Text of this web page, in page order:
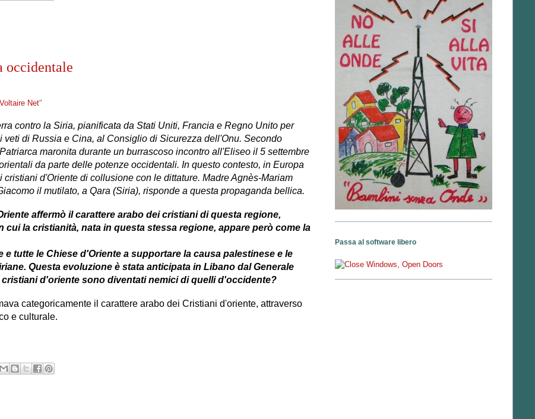
occidentale
Voltaire Net"
contro la Siria, pianificata da Stati Uniti, Francia e Regno Unito per
veti di Russia e Cina, al Consiglio di Sicurezza dell'Onu. Secondo
maronita durante un burrascoso incontro all'Eliseo il 5 settembre
da parte delle potenze occidentali. In questo contesto, in Europa
d'Oriente di collusione con le dittature. Madre Agnès-Mariam
il mutilato, a Qara (Siria), risponde a questa propaganda bellica.
affermò il carattere arabo dei cristiani di questa regione,
la cristianità, nata in questa stessa regione, appare però come la
tutte le Chiese d'Oriente a supportare la causa palestinese e le
Questa evoluzione è stata anticipata in Libano dal Generale
d'oriente sono diventati nemici di quelli d'occidente?
categoricamente il carattere arabo dei Cristiani d'oriente, attraverso
e culturale.
Passa al software libero